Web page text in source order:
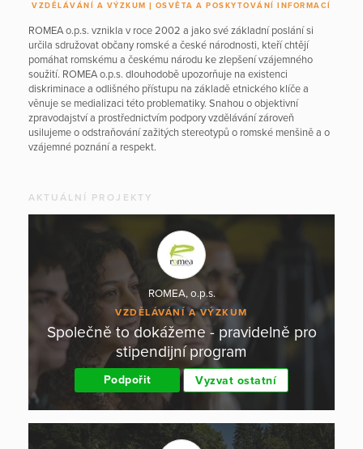
VZDĚLÁVÁNÍ A VÝZKUM OSVĚTA A POSKYTOVÁNÍ INFORMACÍ
ROMEA o.p.s. vznikla v roce 2002 a jako své základní poslání si
určila sdružovat občany romské a české národnosti, kteří chtějí
pomáhat romskému a českému národu ke zlepšení vzájemného
soužití. ROMEA o.p.s. dlouhodobě upozorňuje na existenci
diskriminace a odlišného přístupu na základě etnického klíče a
věnuje se medializaci této problematiky. Snahou o objektivní
zpravodajství a prostřednictvím podpory vzdělávání zároveň
usilujeme o odstraňování zažitých stereotypů o romské menšině a o
vzájemné poznání a respekt.
AKTUÁLNÍ PROJEKTY
ROMEA, o.p.s.
VZDĚLÁVÁNÍ A VÝZKUM
Společně to dokážeme - pravidelně pro
stipendijní program
Podpořit Vyzvat ostatní